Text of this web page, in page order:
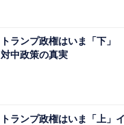
トランプ政権はいま「下」
対中政策の真実
トランプ政権はいま「上」